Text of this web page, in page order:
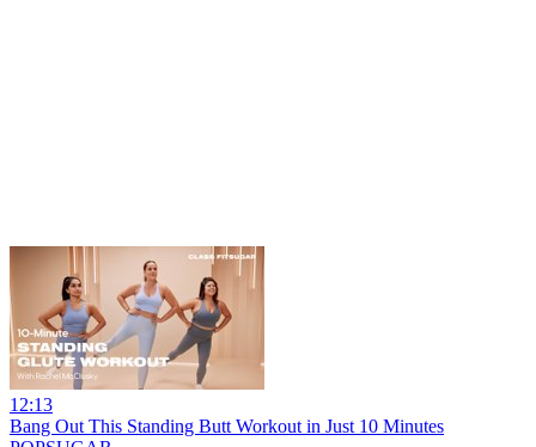
12:13
Bang Out This Standing Butt Workout in Just 10 Minutes